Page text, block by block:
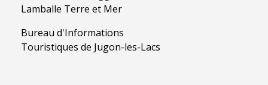
Lamballe Terre et Mer
Bureau d'Informations
Touristiques de Jugon-les-Lacs